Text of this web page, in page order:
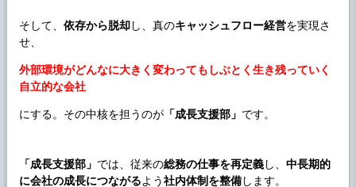
そして、 依存から脱却し、真のキャッシュフロー経営を実現さ
せ、
外部環境がどんなに大きく変わってもしぶとく生き残っていく
自立的な会社
にする。その中核を担うのが「成長支援部」 です。
「成長支援部」 では、従来の総務の仕事を再定義し、 中長期的
に会社の成長につながるよう社内体制を整備します。